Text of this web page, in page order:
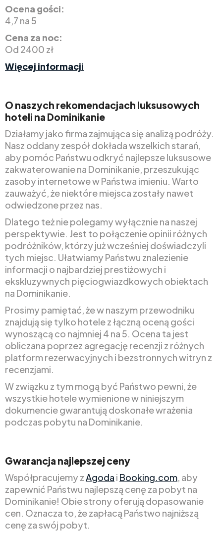
Ocena gości:
4,7 na 5
Cena za noc:
Od 2400 zł
Więcej informacji
O naszych rekomendacjach luksusowych
hoteli na Dominikanie
Działamy jako firma zajmująca się analizą podróży.
Nasz oddany zespół dokłada wszelkich starań,
aby pomóc Państwu odkryć najlepsze luksusowe
zakwaterowanie na Dominikanie, przeszukując
zasoby internetowe w Państwa imieniu. Warto
zauważyć, że niektóre miejsca zostały nawet
odwiedzone przez nas.
Dlatego też nie polegamy wyłącznie na naszej
perspektywie. Jest to połączenie opinii różnych
podróżników, którzy już wcześniej doświadczyli
tych miejsc. Ułatwiamy Państwu znalezienie
informacji o najbardziej prestiżowych i
ekskluzywnych pięciogwiazdkowych obiektach
na Dominikanie.
Prosimy pamiętać, że w naszym przewodniku
znajdują się tylko hotele z łączną oceną gości
wynoszącą co najmniej 4 na 5. Ocena ta jest
obliczana poprzez agregację recenzji z różnych
platform rezerwacyjnych i bezstronnych witryn z
recenzjami.
W związku z tym mogą być Państwo pewni, że
wszystkie hotele wymienione w niniejszym
dokumencie gwarantują doskonałe wrażenia
podczas pobytu na Dominikanie.
Gwarancja najlepszej ceny
Współpracujemy zAgoda i Booking.com, aby
zapewnić Państwu najlepszą cenę za pobyt na
Dominikanie! Obie strony oferują dopasowanie
cen. Oznacza to, że zapłacą Państwo najniższą
cenę za swój pobyt.